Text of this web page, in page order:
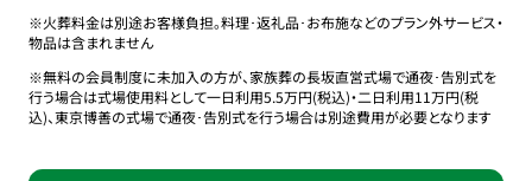
※火葬料金は別途お客様負担。料理･返礼品･お布施などのプラン外サービス・
物品は含まれません
※無料の会員制度に未加入の方が、家族葬の長坂直営式場で通夜･告別式を
行う場合は式場使用料として一日利用5.5万円(税込)・二日利用11万円(税
込)、東京博善の式場で通夜･告別式を行う場合は別途費用が必要となります